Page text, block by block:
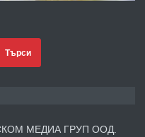
Търси
МЕДИА ГРУП ООД.